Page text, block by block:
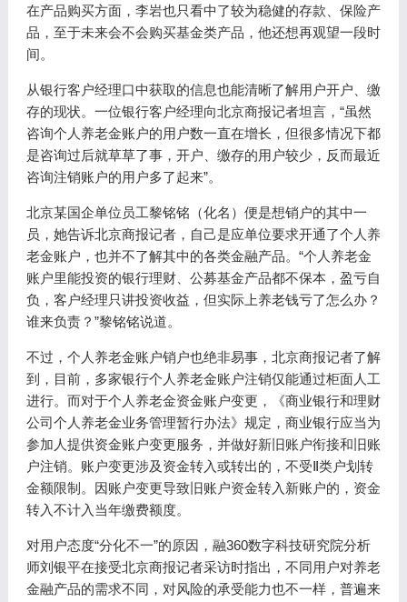
在产品购买方面，李岩也只看中了较为稳健的存款、保险产
品，至于未来会不会购买基金类产品，他还想再观望一段时
间。
从银行客户经理口中获取的信息也能清晰了解用户开户、缴
存的现状。一位银行客户经理向北京商报记者坦言，“虽然
咨询个人养老金账户的用户数一直在增长，但很多情况下都
是咨询过后就草草了事，开户、缴存的用户较少，反而最近
咨询注销账户的用户多了起来”。
北京某国企单位员工黎铭铭（化名）便是想销户的其中一
员，她告诉北京商报记者，自己是应单位要求开通了个人养
老金账户，也并不了解其中的各类金融产品。“个人养老金
账户里能投资的银行理财、公募基金产品都不保本，盈亏自
负，客户经理只讲投资收益，但实际上养老钱亏了怎么办？
谁来负责？”黎铭铭说道。
不过，个人养老金账户销户也绝非易事，北京商报记者了解
到，目前，多家银行个人养老金账户注销仅能通过柜面人工
进行。而对于个人养老金资金账户变更，《商业银行和理财
公司个人养老金业务管理暂行办法》规定，商业银行应当为
参加人提供资金账户变更服务，并做好新旧账户衔接和旧账
户注销。账户变更涉及资金转入或转出的，不受Ⅱ类户划转
金额限制。因账户变更导致旧账户资金转入新账户的，资金
转入不计入当年缴费额度。
对用户态度“分化不一”的原因，融360数字科技研究院分析
师刘银平在接受北京商报记者采访时指出，不同用户对养老
金融产品的需求不同，对风险的承受能力也不一样，普遍来